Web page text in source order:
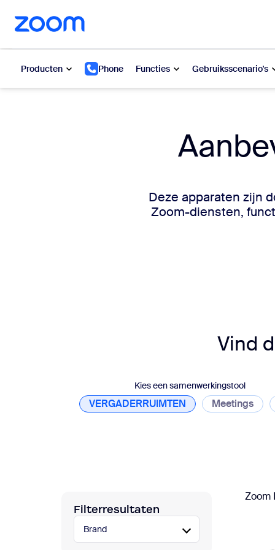
hoofdinhoud gaan
naar hulp via chat
Producten Phone Functies Gebruiksscenario's
Wat is
Deze apparaten zijn
Zoom-diensten,
Vind
Kies een samenwerkingstool
VERGADERRUIMTEN Meetings
Filterresultaten
Brand
Zoom